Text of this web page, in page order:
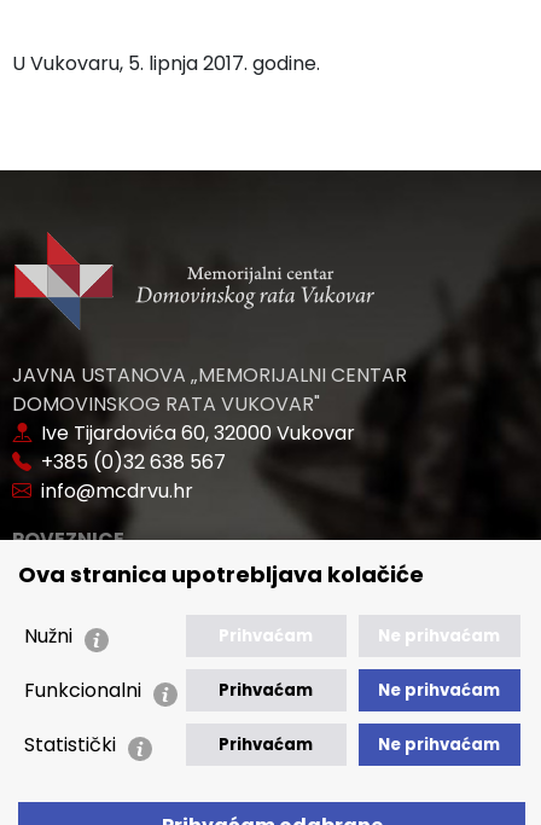
Ova stranica upotrebljava kolačiće
Nužni Prihvaćam Ne prihvaćam
Funkcionalni Prihvaćam Ne prihvaćam
Statistički Prihvaćam Ne prihvaćam
U Vukovaru, 5. lipnja 2017. godine.
JAVNA USTANOVA „MEMORIJALNI CENTAR
DOMOVINSKOG RATA VUKOVAR"
Ive Tijardovića 60, 32000 Vukovar
+385 (0)32 638 567
info@mcdrvu.hr
POVEZNICE
🢒 Novosti
🢒 Natječaji
🢒 Javna nabava
🢒 Izvještaji
🢒 Izjava o pristupačnosti